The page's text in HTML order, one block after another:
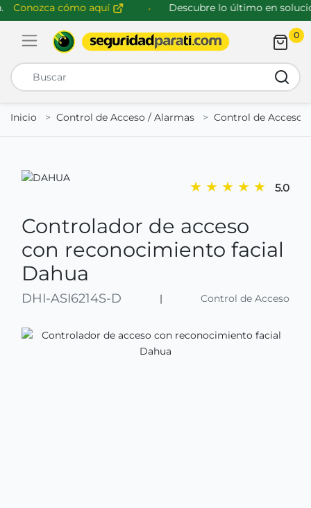
Conozca cómo aquí Descubre lo último en
Abrir menú de navegación
0
Inicio
Control de Acceso / Alarmas Control de Acceso
★ ★ ★ ★ ★ 5.0
Controlador de acceso
con reconocimiento facial
Dahua
DHI-ASI6214S-D | Control de Acceso